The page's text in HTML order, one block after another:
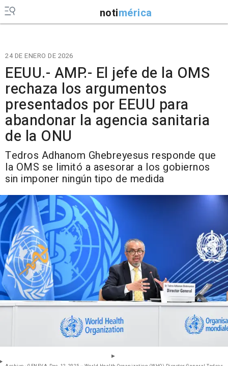
notimérica
24 DE ENERO DE 2026
EEUU.- AMP.- El jefe de la OMS
rechaza los argumentos
presentados por EEUU para
abandonar la agencia sanitaria
de la ONU
Tedros Adhanom Ghebreyesus responde que
la OMS se limitó a asesorar a los gobiernos
sin imponer ningún tipo de medida